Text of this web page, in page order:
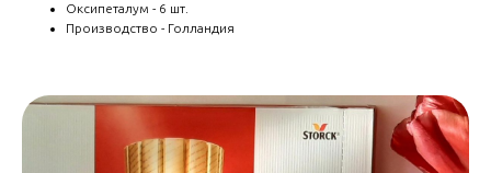
Оксипеталум - 6 шт.
Производство - Голландия